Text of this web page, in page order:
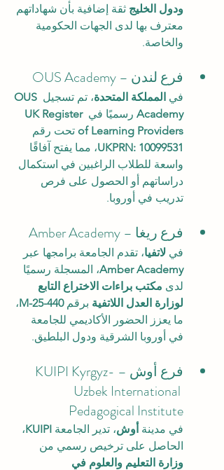
ودول الخليج ثقة إضافية بأن شهاداتهم
معترف بها لدى الجهات الحكومية
والخاصة.
فرع لندن – OUS Academy
في المملكة المتحدة، تم تسجيل OUS
Academy رسميًا في UK Register
of Learning Providers تحت رقم
UKPRN: 10099531، مما يفتح آفاقًا
واسعة للطلاب الراغبين في استكمال
دراساتهم أو الحصول على فرص
تدريب في أوروبا.
فرع ريغا – Amber Academy
في لاتفيا، تقدم الجامعة برامجها عبر
Amber Academy، المسجلة رسميًا
لدى مكتب براءات الاختراع التابع
لوزارة العدل اللاتفية برقم M-25-440،
ما يعزز الحضور الأكاديمي للجامعة
في أوروبا الشرقية ودول البلطيق.
فرع أوش – KUIPI Kyrgyz-
Uzbek International
Pedagogical Institute
في مدينة أوش، تدير الجامعة KUIPI،
الحاصل على ترخيص رسمي من
وزارة التعليم والعلوم في